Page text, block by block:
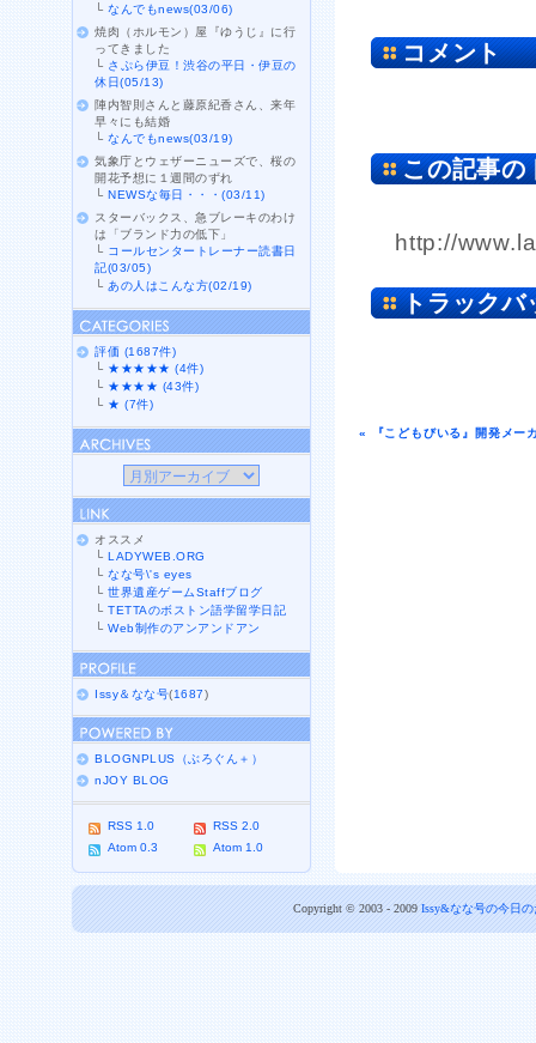
コメント
この記事の
http://
トラックバ
« 『こどもびいる』開発メー
└なんでもnews(03/06)
焼肉（ホルモン）屋『ゆうじ』に行
ってきました
└ さぷら伊豆！渋谷の平日・伊豆の
休日(05/13)
陣内智則さんと藤原紀香さん、来年
早々にも結婚
└なんでもnews(03/19)
気象庁とウェザーニューズで、桜の
開花予想に１週間のずれ
└NEWSな毎日・・・(03/11)
スターバックス、急ブレーキのわけ
は「ブランド力の低下」
└ コールセンタートレーナー読書日
記(03/05)
└ あの人はこんな方(02/19)
評価 (1687件)
└ ★★★★★ (4件)
└ ★★★★ (43件)
└ ★ (7件)
オススメ
└LADYWEB.ORG
└なな号\'s eyes
└世界遺産ゲームStaffブログ
└TETTAのボストン語学留学日記
└Web制作のアンアンドアン
Issy＆なな号(1687)
BLOGNPLUS（ぶろぐん＋）
nJOY BLOG
RSS 1.0
RSS 2.0
Atom 0.3
Atom 1.0
Copyright © 2003 - 2009 Issy&なな号の今日